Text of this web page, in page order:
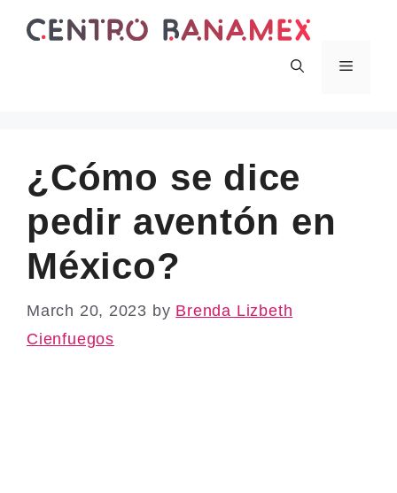
Menu
¿Cómo se dice
pedir aventón en
México?
March 20, 2023 by Brenda Lizbeth
Cienfuegos